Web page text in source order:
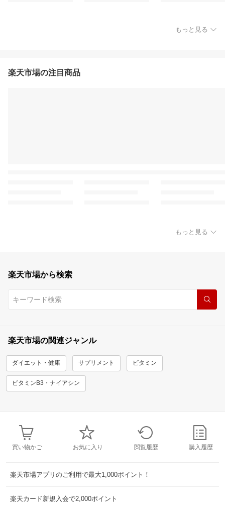
もっと見る
楽天市場の注目商品
もっと見る
楽天市場から検索
楽天市場の関連ジャンル
ダイエット・健康 サプリメント ビタミン
ビタミンB3・ナイアシン
買い物かご お気に入り 閲覧履歴 購入履歴
楽天市場アプリのご利用で最大1,000ポイント！
楽天カード新規入会で2,000ポイント